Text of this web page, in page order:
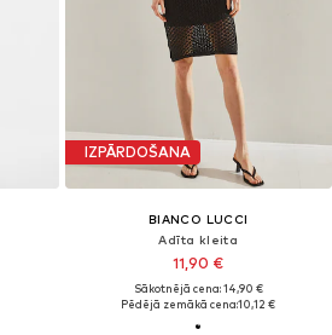
IZPĀRDOŠANA
BIANCO LUCCI
Adīta kleita
11,90 €
Sākotnējā cena: 14,90 €
Pēdējā zemākā cena:10,12 €